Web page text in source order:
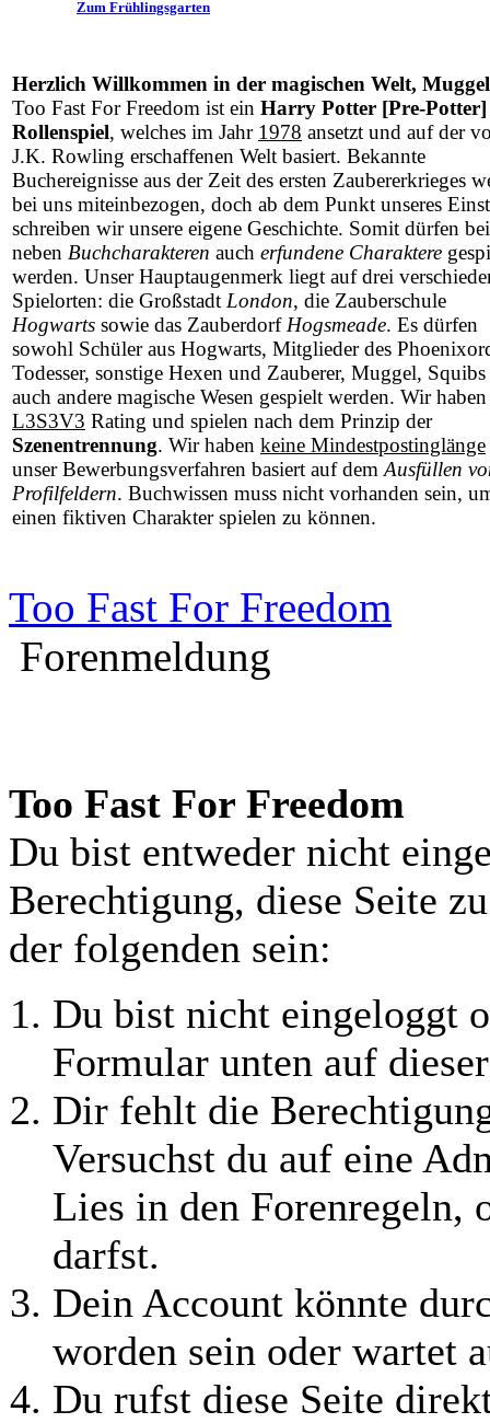
Zum Frühlingsgarten
Herzlich Willkommen in der magischen Welt, Muggel
Too Fast For Freedom ist ein Harry Potter [Pre-Potter]
Rollenspiel, welches im Jahr 1978 ansetzt und auf der
J.K. Rowling erschaffenen Welt basiert. Bekannte
Buchereignisse aus der Zeit des ersten Zaubererkrieges
bei uns miteinbezogen, doch ab dem Punkt unseres
schreiben wir unsere eigene Geschichte. Somit dürfen
neben Buchcharakteren auch erfundene Charaktere
werden. Unser Hauptaugenmerk liegt auf drei
Spielorten: die Großstadt London, die Zauberschule
Hogwarts sowie das Zauberdorf Hogsmeade. Es dürfen
sowohl Schüler aus Hogwarts, Mitglieder des
Todesser, sonstige Hexen und Zauberer, Muggel, Squibs
auch andere magische Wesen gespielt werden. Wir
L3S3V3 Rating und spielen nach dem Prinzip der
Szenentrennung. Wir haben keine Mindestpostinglänge
unser Bewerbungsverfahren basiert auf dem Ausfüllen
Profilfeldern. Buchwissen muss nicht vorhanden sein,
einen fiktiven Charakter spielen zu können.
Too Fast For Freedom
Forenmeldung
Too Fast For Freedom
Du bist entweder nicht
Berechtigung, diese Seite
der folgenden sein:
Du bist nicht eingeloggt
Formular unten auf
Dir fehlt die
Versuchst du auf eine
Lies in den Forenregeln,
darfst.
Dein Account könnte
worden sein oder wartet
Du rufst diese Seite